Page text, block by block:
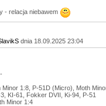
- relacja niebawem
dnia 18.09.2025 23:04
Minor 1:8, P-51D (Micro), Moth
KI-61, Fokker DVII, Ki-94, P-51
Minor 1:4